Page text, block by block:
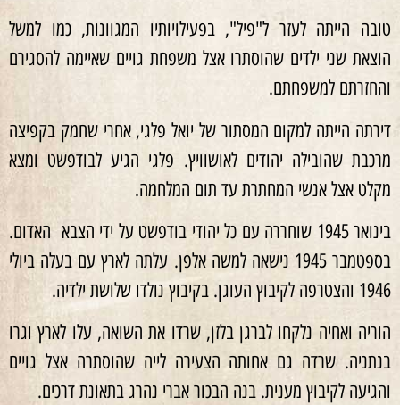
טובה הייתה לעזר ל"פיל", בפעילויותיו המגוונות, כמו למשל
הוצאת שני ילדים שהוסתרו אצל משפחת גויים שאיימה להסגירם
והחזרתם למשפחתם.
דירתה הייתה למקום המסתור של יואל פלגי, אחרי שחמק בקפיצה
מרכבת שהובילה יהודים לאושוויץ. פלגי הגיע לבודפשט ומצא
מקלט אצל אנשי המחתרת עד תום המלחמה.
בינואר 1945 שוחררה עם כל יהודי בודפשט על ידי הצבא האדום.
בספטמבר 1945 נישאה למשה אלפן. עלתה לארץ עם בעלה ביולי
1946 והצטרפה לקיבוץ העוגן. בקיבוץ נולדו שלושת ילדיה.
הוריה ואחיה נלקחו לברגן בלזן, שרדו את השואה, עלו לארץ וגרו
בנתניה. שרדה גם אחותה הצעירה לייה שהוסתרה אצל גויים
והגיעה לקיבוץ מענית. בנה הבכור אברי נהרג בתאונת דרכים.